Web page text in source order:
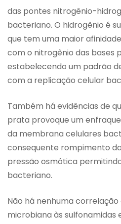
das pontes nitrogênio-
bacteriano. O hidrogênio é
que tem uma maior
com o nitrogênio das bases
estabelecendo um padrão
com a replicação celular
Também há evidências de
prata provoque um
da membrana celulares
consequente rompimento
pressão osmótica
bacteriano.
Não há nenhuma
microbiana às